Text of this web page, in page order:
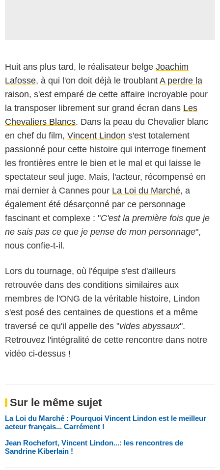
Huit ans plus tard, le réalisateur belge Joachim
Lafosse, à qui l'on doit déjà le troublant A perdre la
raison, s'est emparé de cette affaire incroyable pour
la transposer librement sur grand écran dans Les
Chevaliers Blancs. Dans la peau du Chevalier blanc
en chef du film, Vincent Lindon s'est totalement
passionné pour cette histoire qui interroge finement
les frontières entre le bien et le mal et qui laisse le
spectateur seul juge. Mais, l'acteur, récompensé en
mai dernier à Cannes pour La Loi du Marché, a
également été désarçonné par ce personnage
fascinant et complexe : "C'est la première fois que je
ne sais pas ce que je pense de mon personnage",
nous confie-t-il.
Lors du tournage, où l'équipe s'est d'ailleurs
retrouvée dans des conditions similaires aux
membres de l'ONG de la véritable histoire, Lindon
s'est posé des centaines de questions et a même
traversé ce qu'il appelle des "vides abyssaux".
Retrouvez l'intégralité de cette rencontre dans notre
vidéo ci-dessus !
Sur le même sujet
La Loi du Marché : Pourquoi Vincent Lindon est le meilleur
acteur français... Carrément !
Jean Rochefort, Vincent Lindon...: les rencontres de
Sandrine Kiberlain !